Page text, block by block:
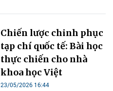
Chiến lược chinh phục
tạp chí quốc tế: Bài học
thực chiến cho nhà
khoa học Việt
23/05/2026 16:44